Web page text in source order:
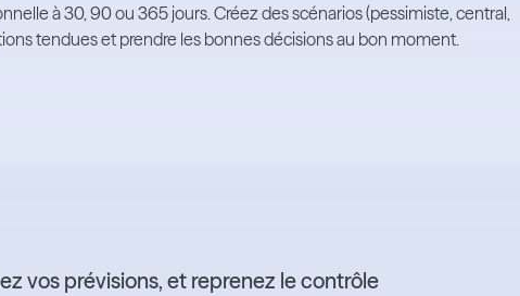
à 30, 90 ou 365 jours. Créez des scénarios (pessimiste, central,
tendues et prendre les bonnes décisions au bon moment.
vos prévisions, et reprenez le contrôle